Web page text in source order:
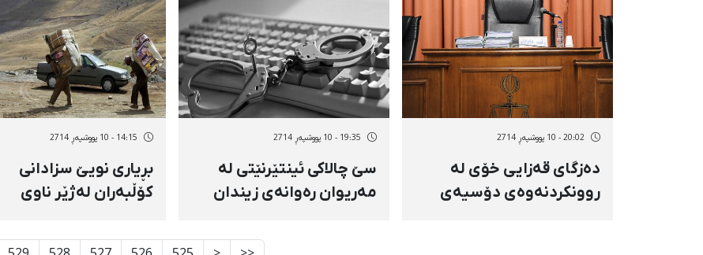
دەستبەسەر کران
20:02 - 10 پووشپەڕ 2714
دەزگای قەزایی خۆی لە
روونکردنەوەی دۆسیەی
19:35 - 10 پووشپەڕ 2714
سێ چالاکی ئینتێرنێتی لە
مەریوان رەوانەی زیندان
14:15 - 10 پووشپەڕ 2714
بڕیاری نویێ سزادانی
کۆڵبەران لەژێر ناوی
قاچاخ\"